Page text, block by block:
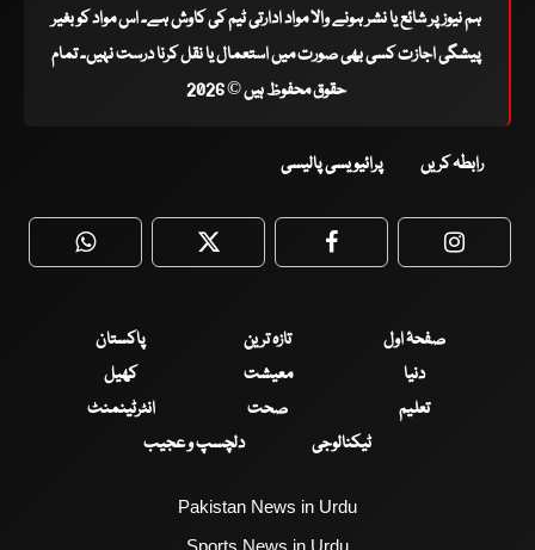
ہم نیوز پر شائع یا نشر ہونے والا مواد ادارتی ٹیم کی کاوش ہے۔ اس مواد کو بغیر
پیشگی اجازت کسی بھی صورت میں استعمال یا نقل کرنا درست نہیں۔ تمام
حقوق محفوظ ہیں © 2026
رابطہ کریں پرائیویسی پالیسی
WhatsApp Twitter Facebook
صفحۂ اول تازہ ترین
پاکستان
دنیا
معیشت
کھیل
تعلیم
صحت
انٹرٹینمنٹ
ٹیکنالوجی
دلچسپ و عجیب
Pakistan News in Urdu
Sports News in Urdu